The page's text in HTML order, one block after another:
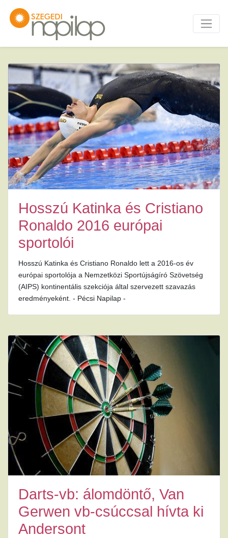
Hosszú Katinka és Cristiano
Ronaldo 2016 európai
sportolói
Hosszú Katinka és Cristiano Ronaldo lett a 2016-os év
európai sportolója a Nemzetközi Sportújságíró Szövetség
(AIPS) kontinentális szekciója által szervezett szavazás
eredményeként. - Pécsi Napilap -
Darts-vb: álomdöntő, Van
Gerwen vb-csúccsal hívta ki
Andersont